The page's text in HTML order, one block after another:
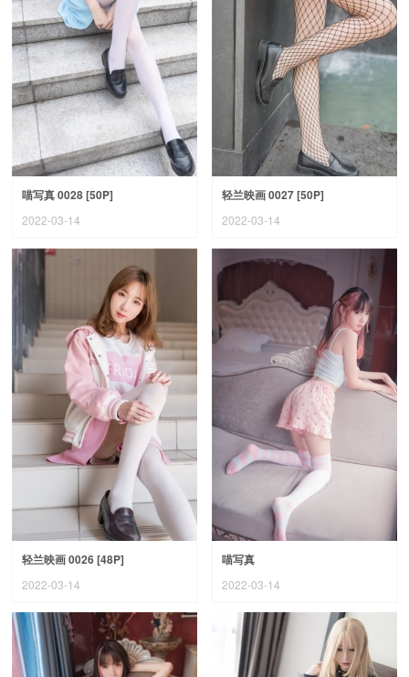
喵写真 0028 [50P]
2022-03-14
轻兰映画 0027 [50P]
2022-03-14
轻兰映画 0026 [48P]
2022-03-14
喵写真
2022-03-14